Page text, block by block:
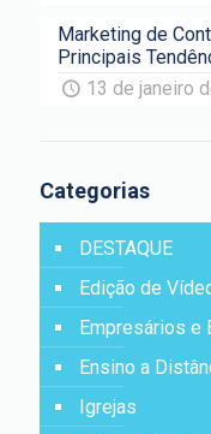
Marketing de
Principais
13 de janeiro
Categorias
DESTAQUE
Edição de
Empresários e
Ensino a
Igrejas